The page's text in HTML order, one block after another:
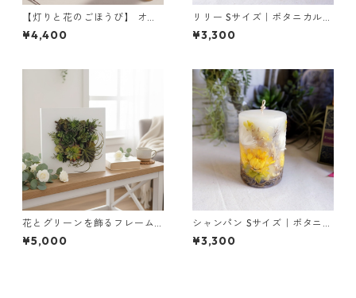
【灯りと花のごほうび】 オレ
ンジ ｜ボタニカルキャンドルS
＆サシェ
¥4,400
リリー Sサイズ｜ボタニカルキ
ャンドル
¥3,300
花とグリーンを飾るフレーム
（グリーン）｜インテリアギ
フトに
¥5,000
シャンパン Sサイズ｜ボタニカ
ルキャンドル（立体仕上げ）
¥3,300